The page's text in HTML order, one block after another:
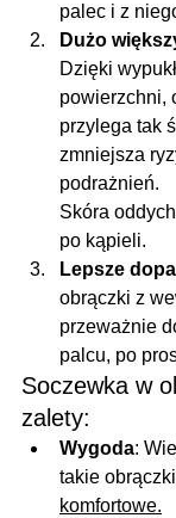
palec i z
Dużo
Dzięki
powierzchni,
przylega tak
zmniejsza
podrażnień.
Skóra
po kąpieli.
Lepsze
obrączki z
przeważnie
palcu, po
Soczewka w
zalety:
Wygoda:
takie
komfortowe.